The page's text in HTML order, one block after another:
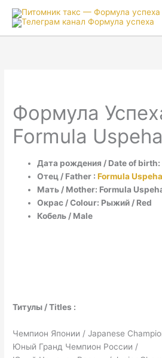
Формула
Formula
Дата рождения / Date of birth:
Отец / Father :Formula
Мать / Mother: Formula
Окрас / Colour: Рыжий / Red
Кобель / Male
Титулы / Titles :
Чемпион Японии / Japanese
Юный Гранд Чемпион России /